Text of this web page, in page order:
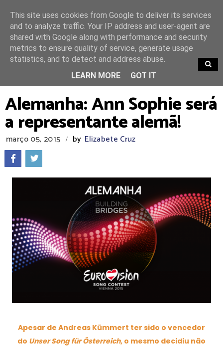
TRENDING
Alemanha: Ann Sophie será
a representante alemã!
março 05, 2015 / by Elizabete Cruz
Apesar de Andreas Kümmert ter sido o vencedor
do Unser Song für Österreich, o mesmo decidiu não
This site uses cookies from Google to deliver its services
and to analyze traffic. Your IP address and user-agent are
shared with Google along with performance and security
metrics to ensure quality of service, generate usage
statistics, and to detect and address abuse.
LEARN MORE
GOT IT